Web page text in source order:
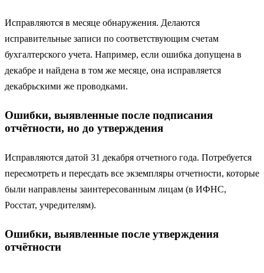
Исправляются в месяце обнаружения. Делаются
исправительные записи по соответствующим счетам
бухгалтерского учета. Например, если ошибка допущена в
декабре и найдена в том же месяце, она исправляется
декабрьскими же проводками.
Ошибки, выявленные после подписания
отчётности, но до утверждения
Исправляются датой 31 декабря отчетного года. Потребуется
пересмотреть и пересдать все экземпляры отчетности, которые
были направлены заинтересованным лицам (в ИФНС,
Росстат, учредителям).
Ошибки, выявленные после утверждения
отчётности